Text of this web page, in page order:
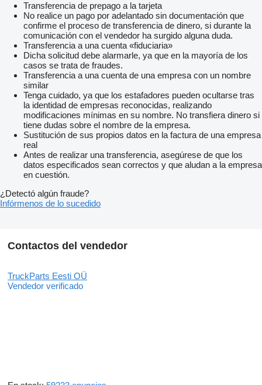
Transferencia de prepago a la tarjeta
No realice un pago por adelantado sin documentación que
confirme el proceso de transferencia de dinero, si durante la
comunicación con el vendedor ha surgido alguna duda.
Transferencia a una cuenta «fiduciaria»
Dicha solicitud debe alarmarle, ya que en la mayoría de los
casos se trata de fraudes.
Transferencia a una cuenta de una empresa con un nombre
similar
Tenga cuidado, ya que los estafadores pueden ocultarse tras
la identidad de empresas reconocidas, realizando
modificaciones mínimas en su nombre. No transfiera dinero si
tiene dudas sobre el nombre de la empresa.
Sustitución de sus propios datos en la factura de una empresa
real
Antes de realizar una transferencia, asegúrese de que los
datos especificados sean correctos y que aludan a la empresa
en cuestión.
¿Detectó algún fraude?
Infórmenos de lo sucedido
Contactos del vendedor
TruckParts Eesti OÜ
Vendedor verificado